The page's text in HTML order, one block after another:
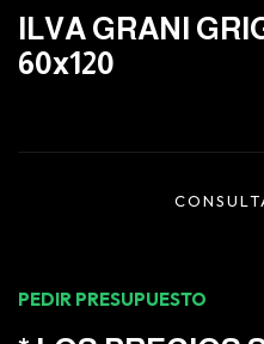
ILVA GRANI
60x120
PEDIR PRESUPUESTO